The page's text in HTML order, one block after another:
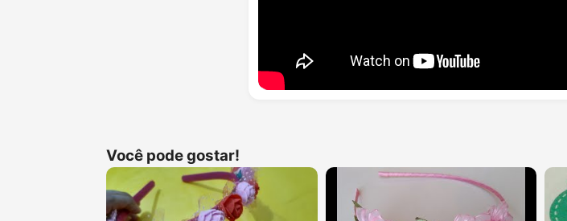
Você pode gostar!